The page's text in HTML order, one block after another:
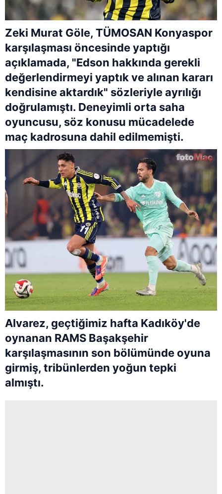
Zeki Murat Göle, TÜMOSAN Konyaspor
karşılaşması öncesinde yaptığı
açıklamada, "Edson hakkında gerekli
değerlendirmeyi yaptık ve alınan kararı
kendisine aktardık" sözleriyle ayrılığı
doğrulamıştı. Deneyimli orta saha
oyuncusu, söz konusu mücadelede
maç kadrosuna dahil edilmemişti.
Alvarez, geçtiğimiz hafta Kadıköy'de
oynanan RAMS Başakşehir
karşılaşmasının son bölümünde oyuna
girmiş, tribünlerden yoğun tepki
almıştı.